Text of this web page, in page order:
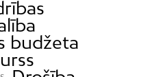
budžeta